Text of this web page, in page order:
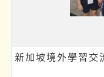
新加坡境外學習交